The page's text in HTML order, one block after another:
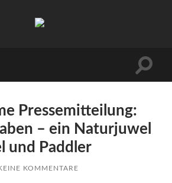
Saale
Pressemitteilung:
– ein Naturjuwel
und Paddler
KOMMENTARE